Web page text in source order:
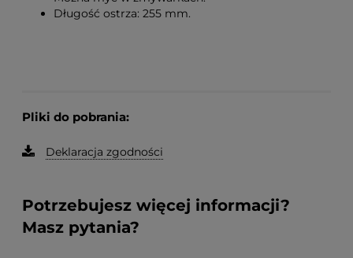
Długość ostrza: 255 mm.
Pliki do pobrania:
Deklaracja zgodności
Potrzebujesz więcej informacji?
Masz pytania?